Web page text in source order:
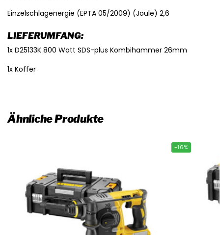
Einzelschlagenergie (EPTA 05/2009) (Joule) 2,6
LIEFERUMFANG:
1x D25133K 800 Watt SDS-plus Kombihammer 26mm
1x Koffer
Ähnliche Produkte
-16%